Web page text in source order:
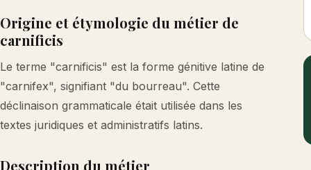
Origine et étymologie du métier de
carnificis
Le terme "carnificis" est la forme génitive latine de
"carnifex", signifiant "du bourreau". Cette
déclinaison grammaticale était utilisée dans les
textes juridiques et administratifs latins.
Description du métier